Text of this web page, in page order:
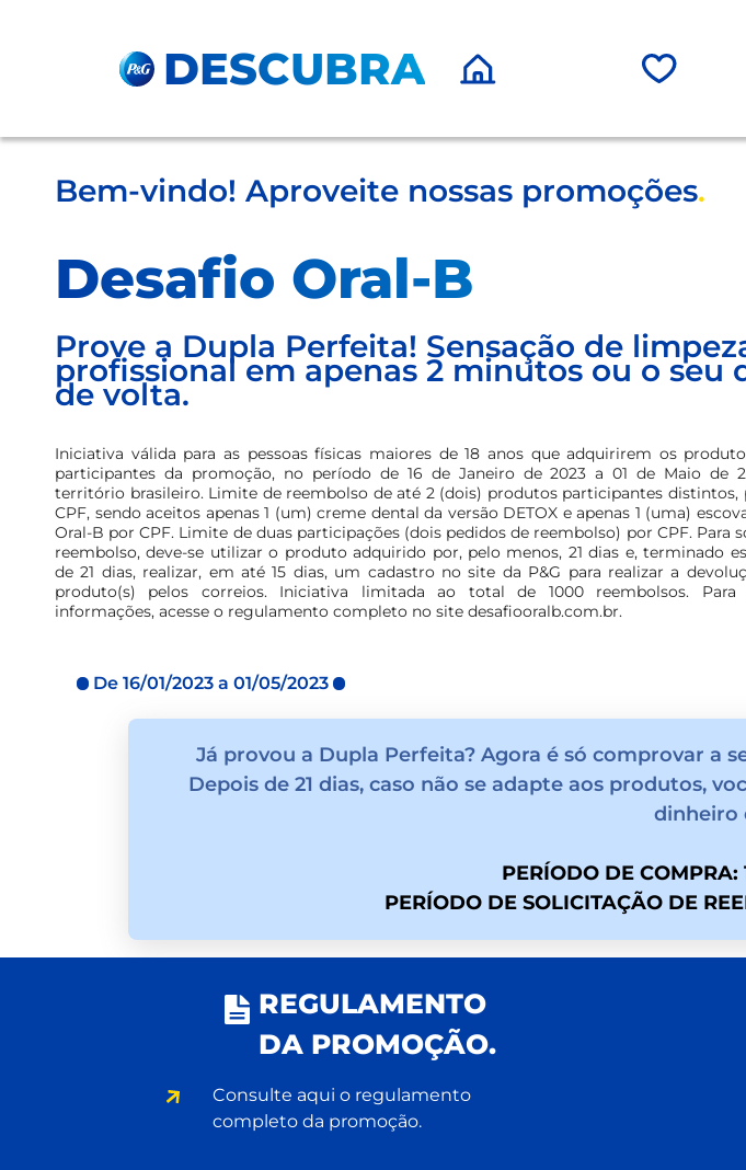
DESCUBRA
Bem-vindo! Aproveite nossas promoções.
Desafio Oral-B
Prove a Dupla Perfeita! Sensação de
profissional em apenas 2 minutos ou o seu
de volta.
Iniciativa válida para as pessoas físicas maiores de 18 anos que adquirirem os
participantes da promoção, no período de 16 de Janeiro de 2023 a 01 de Maio de
território brasileiro. Limite de reembolso de até 2 (dois) produtos participantes distintos,
CPF, sendo aceitos apenas 1 (um) creme dental da versão DETOX e apenas 1 (uma)
Oral-B por CPF. Limite de duas participações (dois pedidos de reembolso) por CPF. Para
reembolso, deve-se utilizar o produto adquirido por, pelo menos, 21 dias e, terminado
de 21 dias, realizar, em até 15 dias, um cadastro no site da P&G para realizar a
produto(s) pelos correios. Iniciativa limitada ao total de 1000 reembolsos. Para
informações, acesse o regulamento completo no site desafiooralb.com.br.
De 16/01/2023 a 01/05/2023
Já provou a Dupla Perfeita? Agora é só comprovar a
Depois de 21 dias, caso não se adapte aos produtos,
dinheiro
PERÍODO DE
PERÍODO DE SOLICITAÇÃO DE
REGULAMENTO
DA PROMOÇÃO.
Consulte aqui o regulamento
completo da promoção.